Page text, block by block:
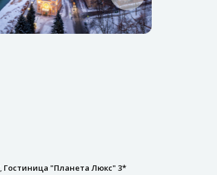
, Гостиница "Планета Люкс" 3*